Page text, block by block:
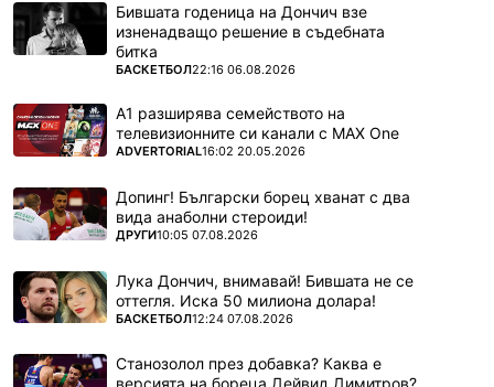
Бившата годеница на Дончич взе
изненадващо решение в съдебната
битка
ПОВЕЧЕ ОТ
БАСКЕТБОЛ22:16 06.08.2026
А1 разширява семейството на
телевизионните си канали с MAX One
ПОВЕЧЕ ОТ
ADVERTORIAL16:02 20.05.2026
Допинг! Български борец хванат с два
вида анаболни стероиди!
ПОВЕЧЕ ОТ
ДРУГИ10:05 07.08.2026
Лука Дончич, внимавай! Бившата не се
оттегля. Иска 50 милиона долара!
ПОВЕЧЕ ОТ
БАСКЕТБОЛ12:24 07.08.2026
Станозолол през добавка? Каква е